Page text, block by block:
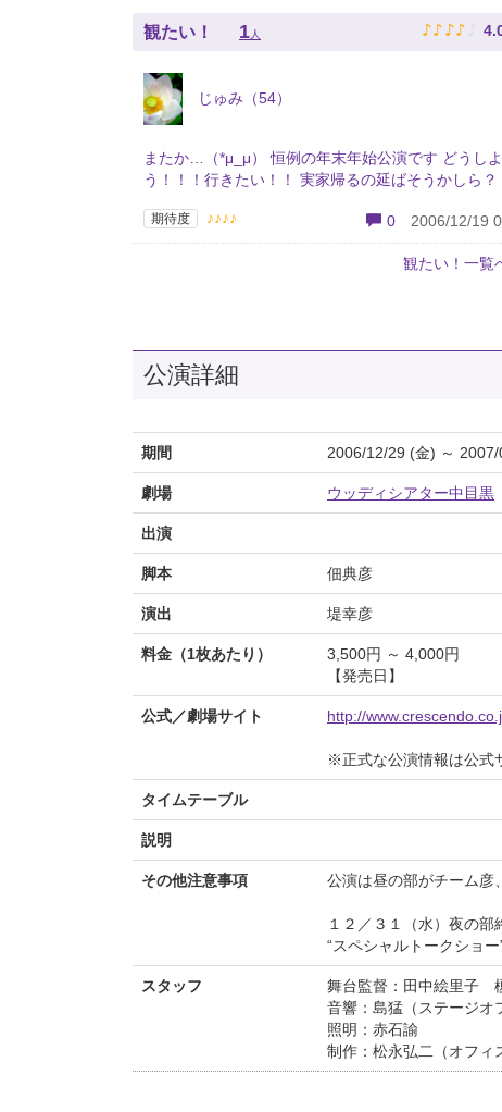
観たい！ 1 人 ♪ ♪ ♪ ♪ ♪
じゅみ（54）
またか…（*μ_μ） 恒例の年末年始公演です どうしよ
う！！！行きたい！！ 実家帰るの延ばそうかしら？
期待度 ♪♪♪♪ 0 2006/12/19
観たい！一覧
公演詳細
期間 2006/12/29 (金) ～
劇場 ウッディシアター中目黒
出演
脚本 佃典彦
演出 堤幸彦
料金（1枚あたり）
3,500円 ～ 4,000円
【発売日】
公式／劇場サイト http://
※正式な公演情報は公式
タイムテーブル
説明
その他注意事項 公演は昼の部がチーム彦
１２／３１（水）夜の部
“スペシャルトークショ
スタッフ
舞台監督：田中絵里子
音響：島猛（ステージオ
照明：赤石諭
制作：松永弘二（オフィ